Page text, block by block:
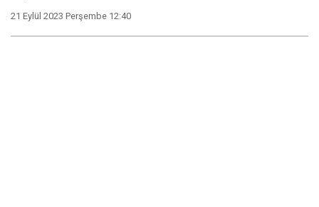
21 Eylül 2023 Perşembe 12:40